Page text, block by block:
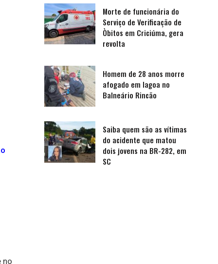
no
Morte de funcionária do
Serviço de Verificação de
Òbitos em Criciúma, gera
revolta
Homem de 28 anos morre
afogado em lagoa no
Balneário Rincão
Saiba quem são as vítimas
do acidente que matou
dois jovens na BR-282, em
SC